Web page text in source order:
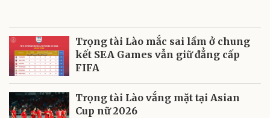
Trọng tài Lào mắc sai lầm ở chung
kết SEA Games vẫn giữ đẳng cấp
FIFA
Trọng tài Lào vắng mặt tại Asian
Cup nữ 2026